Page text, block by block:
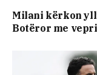
Milani kërkon
Botëror me